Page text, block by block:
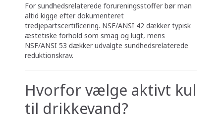
For sundhedsrelaterede forureningsstoffer bør man
altid kigge efter dokumenteret
tredjepartscertificering. NSF/ANSI 42 dækker typisk
æstetiske forhold som smag og lugt, mens
NSF/ANSI 53 dækker udvalgte sundhedsrelaterede
reduktionskrav.
Hvorfor vælge aktivt kul
til drikkevand?